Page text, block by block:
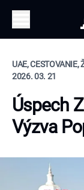
UAE, CESTOVANIE,
2026. 03. 21
Úspech
Výzva